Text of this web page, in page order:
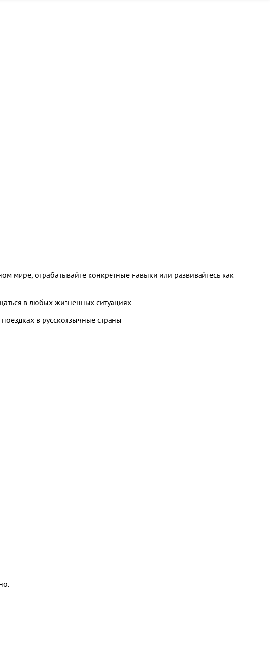
мире, отрабатывайте конкретные навыки или развивайтесь как
в любых жизненных ситуациях
в русскоязычные страны